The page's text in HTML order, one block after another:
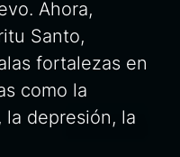
Ahora,
Santo,
fortalezas en
como la
depresión, la